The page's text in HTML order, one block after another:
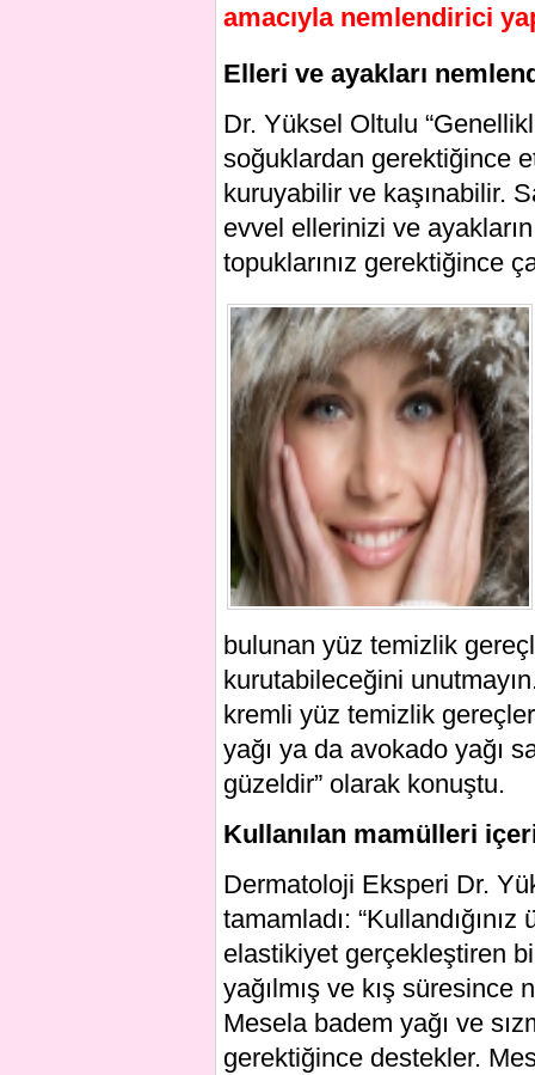
amacıyla nemlendirici
Elleri ve ayakları
Dr. Yüksel Oltulu
soğuklardan gerektiğince
kuruyabilir ve kaşınabilir.
evvel ellerinizi ve
topuklarınız gerektiğince
bulunan yüz temizlik
kurutabileceğini
kremli yüz temizlik
yağı ya da avokado yağı
güzeldir” olarak konuştu.
Kullanılan mamülleri
Dermatoloji Eksperi Dr.
tamamladı:
elastikiyet gerçekleştiren
yağılmış ve kış
Mesela badem yağı ve
gerektiğince destekler.